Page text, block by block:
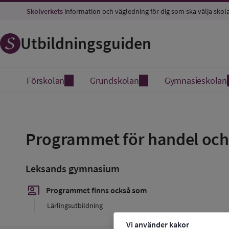
Vi använder kakor
Skolverkets information och vägledning för dig som ska välja
Utbildningsguiden
Förskolan Grundskolan Gymnasieskolan
Programmet för handel
favorit
Leksands gymnasium
co_present Programmet finns också som
Lärlingsutbildning